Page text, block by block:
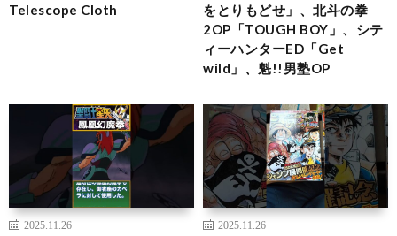
Telescope Cloth
をとりもどせ」、北斗の拳
2OP「TOUGH BOY」、シテ
ィーハンターED「Get
wild」、魁!!男塾OP
2025.11.26 2025.11.26